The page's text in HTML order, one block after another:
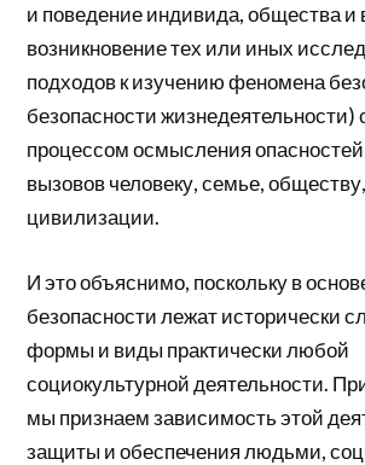
и поведение индивида, общества и
возникновение тех или иных
подходов к изучению феномена
безопасности жизнедеятельности)
процессом осмысления
вызовов человеку, семье,
цивилизации.
И это объяснимо, поскольку в
безопасности лежат исторически
формы и виды практически любой
социокультурной деятельности.
мы признаем зависимость этой
защиты и обеспечения людьми,